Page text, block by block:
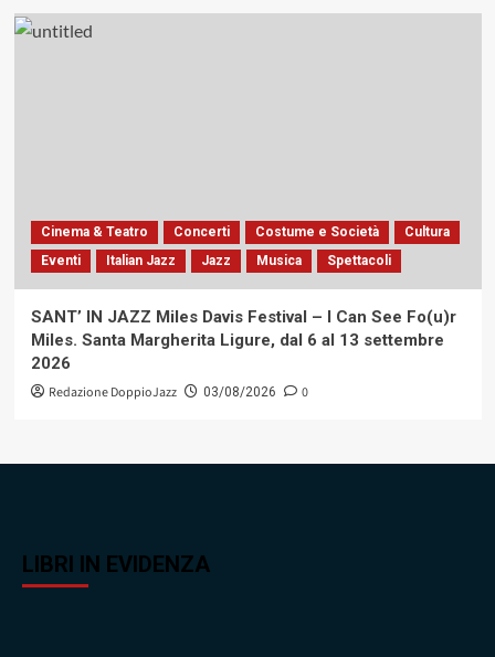
Cinema & Teatro Concerti Costume e Società
Cultura
Eventi
Italian Jazz Jazz Musica Spettacoli
SANT’ IN JAZZ Miles Davis Festival – I Can See Fo(u)r
Miles. Santa Margherita Ligure, dal 6 al 13 settembre
2026
Redazione DoppioJazz 03/08/2026 0
LIBRI IN EVIDENZA